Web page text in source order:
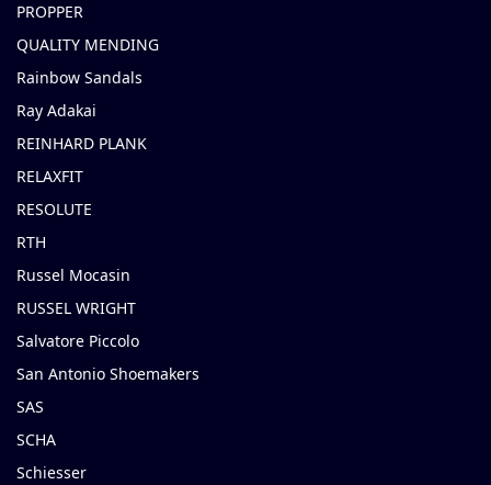
PROPPER
QUALITY MENDING
Rainbow Sandals
Ray Adakai
REINHARD PLANK
RELAXFIT
RESOLUTE
RTH
Russel Mocasin
RUSSEL WRIGHT
Salvatore Piccolo
San Antonio Shoemakers
SAS
SCHA
Schiesser